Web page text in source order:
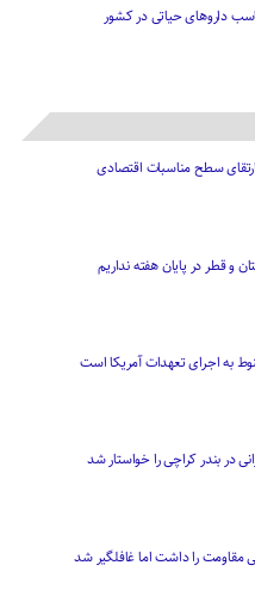
دارو‌های حیاتی در کشور
ارتقای سطح مناسبات اقتصادی
و قطر در پایان هفته نداریم
به اجرای تعهدات آمریکا است
در بندر کراچی را خواستار شد
را داشت اما غافلگیر شد